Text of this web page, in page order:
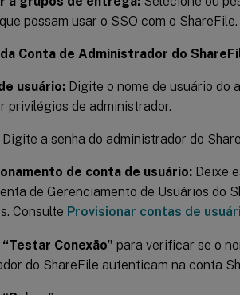
possam usar o SSO com o ShareFile.
Conta de Administrador do
usuário: Digite o nome de usuário do
privilégios de administrador.
Digite a senha do administrador do
de conta de usuário: Deixe
de Gerenciamento de Usuários do
Consulte Provisionar contas de
“Testar Conexão” para verificar se o
do ShareFile autenticam na conta